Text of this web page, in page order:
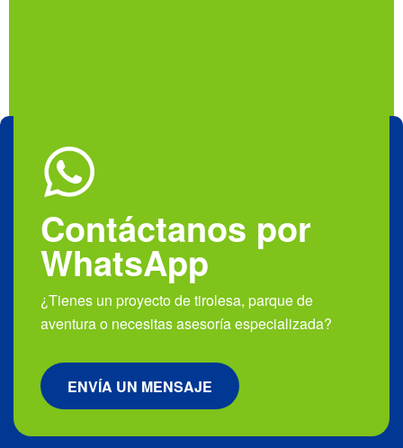
Contáctanos por
WhatsApp
¿Tienes un proyecto de tirolesa, parque de
aventura o necesitas asesoría especializada?
ENVÍA UN MENSAJE